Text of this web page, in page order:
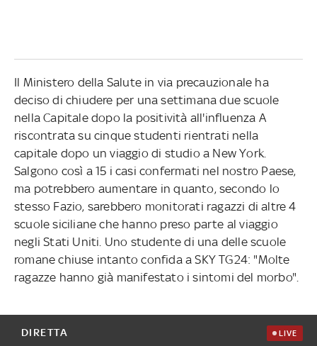
Il Ministero della Salute in via precauzionale ha
deciso di chiudere per una settimana due scuole
nella Capitale dopo la positività all'influenza A
riscontrata su cinque studenti rientrati nella
capitale dopo un viaggio di studio a New York.
Salgono così a 15 i casi confermati nel nostro Paese,
ma potrebbero aumentare in quanto, secondo lo
stesso Fazio, sarebbero monitorati ragazzi di altre 4
scuole siciliane che hanno preso parte al viaggio
negli Stati Uniti. Uno studente di una delle scuole
romane chiuse intanto confida a SKY TG24: "Molte
ragazze hanno già manifestato i sintomi del morbo".
DIRETTA LIVE